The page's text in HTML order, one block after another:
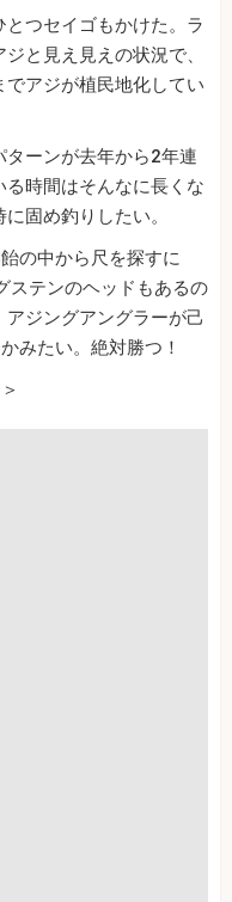
つセイゴもかけた。ラ
と見え見えの状況で、
アジが植民地化してい
ーンが去年から2年連
時間はそんなに長くな
固め釣りしたい。
の中から尺を探すに
ステンのヘッドもあるの
ジングアングラーが己
みたい。絶対勝つ！